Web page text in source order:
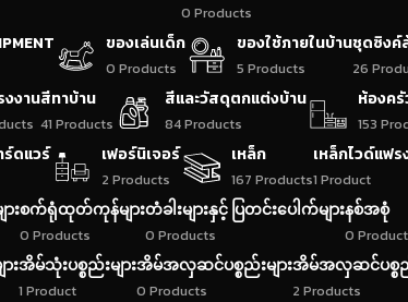
0 Products
ของเล่นเด็ก
0 Products
ของใช้ภายในบ้าน
5 Products
ชุดซิงค์
26
งงานสีทาบ้าน
41 Products
สีและวัสดุตกแต่งบ้าน
84 Products
ห้องค
153
ร์ดแวร์ เฟอร์นิเจอร์
2 Products
เหล็ก
167 Products
เหล็กไวด์แฟร
1 Product
းစက်ရုံထုတ်ကုန်များ
0 Products
တံခါးများနှင့် ပြတင်းပေါက်များ
0 Products
နစ်အစုံ
0
းအိမ်သုံးပစ္စည်းများ
1 Product
အိမ်အလှဆင်ပစ္စည်းများ
0 Products
အိမ်အလှဆင်ပစ္စည်း
2 Products